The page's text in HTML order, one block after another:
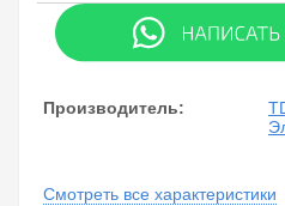
Производитель:
Смотреть все характеристики